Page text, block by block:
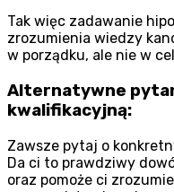
Tak więc zadawanie
zrozumienia wiedzy
w porządku, ale nie w
Alternatywne
kwalifikacyjną:
Zawsze pytaj o
Da ci to prawdziwy
oraz pomoże ci